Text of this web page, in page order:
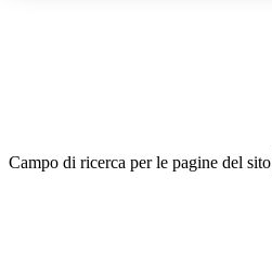
Campo di ricerca per le pagine del sito